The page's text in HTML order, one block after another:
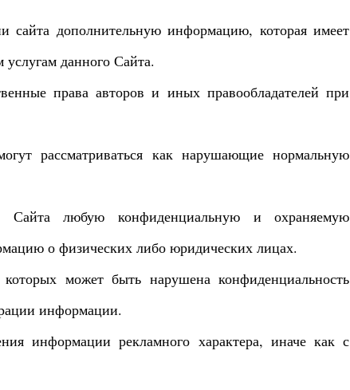
сайта дополнительную информацию, которая имеет
данного Сайта.
права авторов и иных правообладателей при
рассматриваться как нарушающие нормальную
Сайта любую конфиденциальную и охраняемую
о физических либо юридических лицах.
может быть нарушена конфиденциальность
информации.
информации рекламного характера, иначе как с